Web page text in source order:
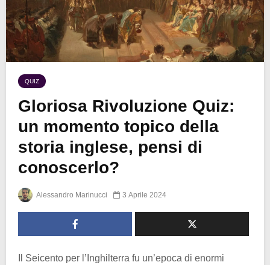
QUIZ
Gloriosa Rivoluzione Quiz:
un momento topico della
storia inglese, pensi di
conoscerlo?
Alessandro Marinucci 3 Aprile 2024
Il Seicento per l’Inghilterra fu un’epoca di enormi